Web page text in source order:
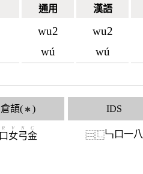
通用 漢語
wu2
wú
wu2
wú
倉頡( ✱ )
口
R
女
V
弓
N
金
C
IDS
⿳⿺𠃑口一八